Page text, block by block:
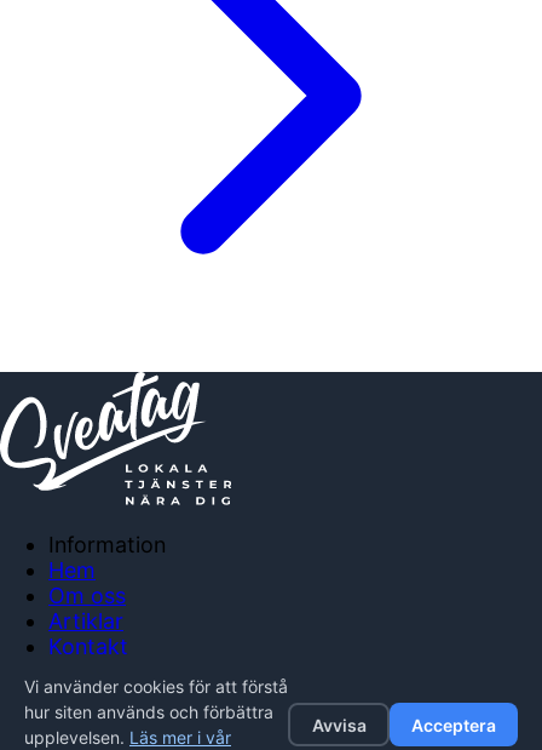
Information
Hem
Om oss
Artiklar
Kontakt
Integritetspolicy
Vi använder cookies för att förstå
hur siten används och förbättra
upplevelsen. Läs mer i vår
Avvisa Acceptera